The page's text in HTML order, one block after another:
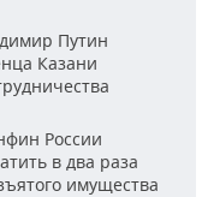
Путин
Казани
России
в два раза
имущества